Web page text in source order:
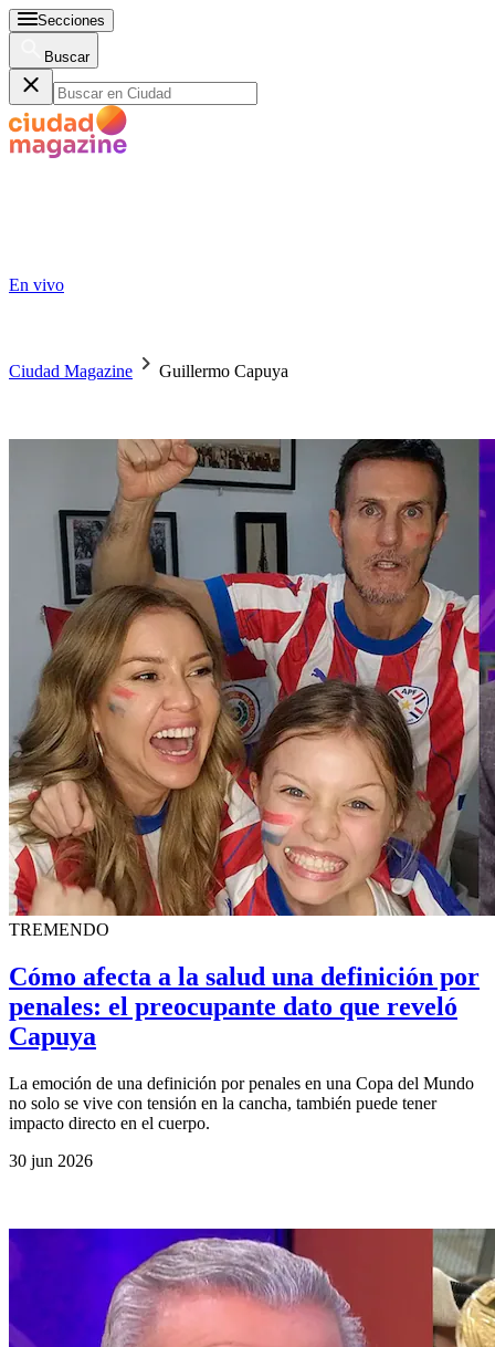
Secciones
Buscar
En vivo
Ciudad Magazine Guillermo Capuya
TREMENDO
Cómo afecta a la salud una definición por
penales: el preocupante dato que reveló
Capuya
La emoción de una definición por penales en una Copa del Mundo
no solo se vive con tensión en la cancha, también puede tener
impacto directo en el cuerpo.
30 jun 2026